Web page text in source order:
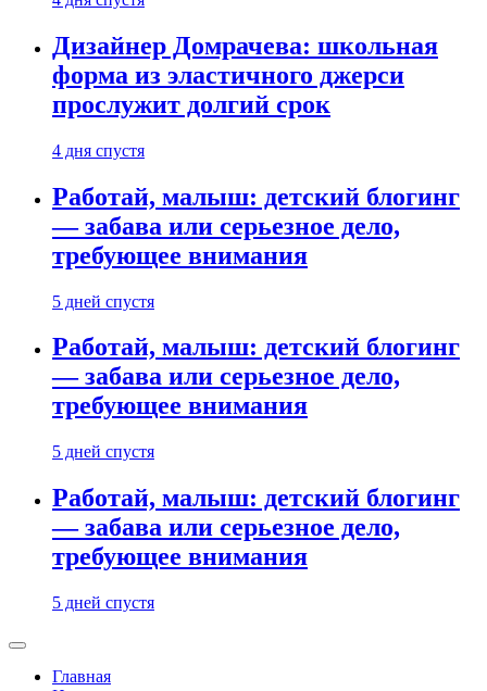
Дизайнер Домрачева: школьная
форма из эластичного джерси
прослужит долгий срок
4 дня спустя
Работай, малыш: детский блогинг
— забава или серьезное дело,
требующее внимания
5 дней спустя
Работай, малыш: детский блогинг
— забава или серьезное дело,
требующее внимания
5 дней спустя
Работай, малыш: детский блогинг
— забава или серьезное дело,
требующее внимания
5 дней спустя
Главная